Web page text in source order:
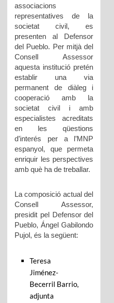
associacions
representatives de la
societat civil, es
presenten al Defensor
del Pueblo. Per mitjà del
Consell Assessor
aquesta institució pretén
establir una via
permanent de diàleg i
cooperació amb la
societat civil i amb
especialistes acreditats
en les qüestions
d’interés per a l’MNP
espanyol, que permeta
enriquir les perspectives
amb què ha de treballar.
La composició actual del
Consell Assessor,
presidit pel Defensor del
Pueblo, Ángel Gabilondo
Pujol, és la següent:
Teresa
Jiménez-
Becerril Barrio,
adjunta